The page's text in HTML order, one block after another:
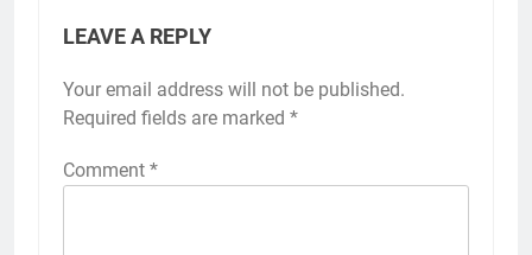
LEAVE A REPLY
Your email address will not be published.
Required fields are marked *
Comment *